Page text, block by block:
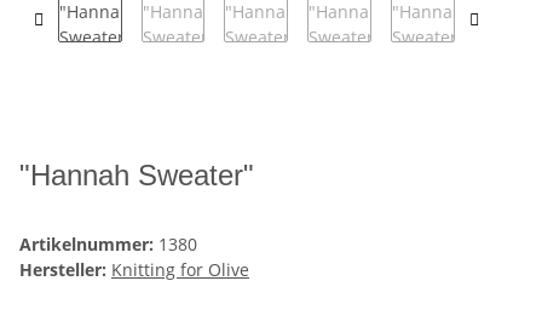
"Hannah Sweater"
Artikelnummer: 1380
Hersteller: Knitting for Olive